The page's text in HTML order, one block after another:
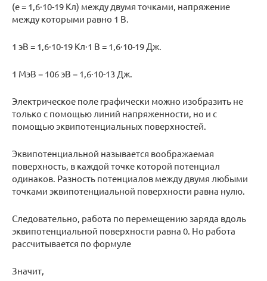
(е = 1,6·10-19 Кл) между двумя точками, напряжение
между которыми равно 1 В.
1 эВ = 1,6·10-19 Кл·1 В = 1,6·10-19 Дж.
1 МэВ = 106 эВ = 1,6·10-13 Дж.
Электрическое поле графически можно изобразить не
только с помощью линий напряженности, но и с
помощью эквипотенциальных поверхностей.
Эквипотенциальной называется воображаемая
поверхность, в каждой точке которой потенциал
одинаков. Разность потенциалов между двумя любыми
точками эквипотенциальной поверхности равна нулю.
Следовательно, работа по перемещению заряда вдоль
эквипотенциальной поверхности равна 0. Но работа
рассчитывается по формуле
Значит,